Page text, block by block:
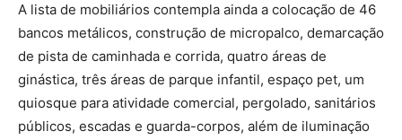
A lista de mobiliários contempla ainda a colocação de 46
bancos metálicos, construção de micropalco, demarcação
de pista de caminhada e corrida, quatro áreas de
ginástica, três áreas de parque infantil, espaço pet, um
quiosque para atividade comercial, pergolado, sanitários
públicos, escadas e guarda-corpos, além de iluminação